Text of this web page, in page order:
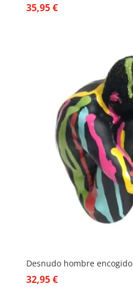
35,95€
Desnudo hombre encogido
32,95€